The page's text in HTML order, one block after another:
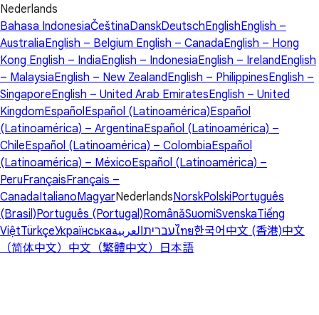
Nederlands
Bahasa IndonesiaČeštinaDanskDeutschEnglishEnglish –
AustraliaEnglish – Belgium English – CanadaEnglish – Hong
Kong English – IndiaEnglish – IndonesiaEnglish – IrelandEnglish
– MalaysiaEnglish – New ZealandEnglish – PhilippinesEnglish –
SingaporeEnglish – United Arab EmiratesEnglish – United
KingdomEspañol Español (Latinoamérica)Español
(Latinoamérica) – ArgentinaEspañol (Latinoamérica) –
ChileEspañol (Latinoamérica) – ColombiaEspañol
(Latinoamérica) – MéxicoEspañol (Latinoamérica) –
PeruFrançaisFrançais –
CanadaItalianoMagyarNederlandsNorskPolskiPortuguês
(Brasil)Português (Portugal)RomânăSuomiSvenskaTiếng
ViệtTürkçeУкраїнська עבריתالعربية ไทย한국어 中文 (香港)中文
（简体中文） 中文（繁體中文） 日本語